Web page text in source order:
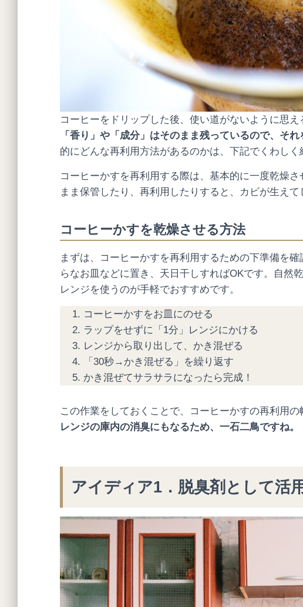
コーヒーをドリップした後、使い道がないように思え
「香り」や「成分」はそのまま残っているので、そ
的にどんな再利用方法があるのかは、下記でくわしく
コーヒーかすを再利用する際は、基本的に一度乾燥
まま保管したり、再利用したりすると、カビが生えて
コーヒーかすを乾燥させる方法
まずは、コーヒーかすを再利用するための下準備を
らなお皿などに置き、天日干しすればOKです。自然
レンジを使うのが手軽でおすすめです。
コーヒーかすをお皿にのせる
ラップをせずに「1分」レンジにかける
レンジから取り出して、かき混ぜる
「30秒→かき混ぜる」を繰り返す
かき混ぜてサラサラになったら完成！
この作業をしておくことで、コーヒーかすの再利用の
レンジの庫内の消臭にもなるため、一石二鳥ですね。
アイディア1．脱臭剤として活用